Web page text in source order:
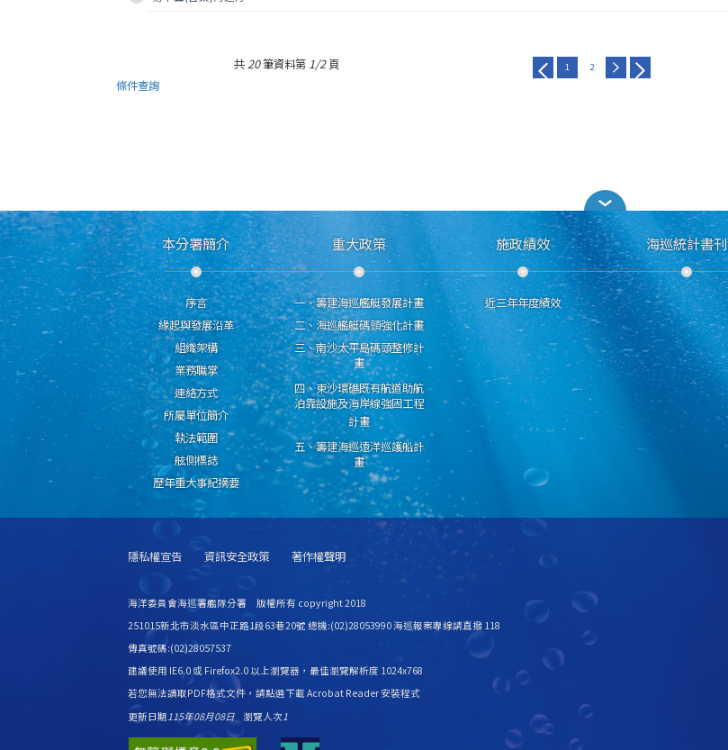
共20筆資料第 1/2頁 1 2
條件查詢
本分署簡介
序言
緣起與發展沿革
組織架構
業務職掌
連絡方式
所屬單位簡介
執法範圍
舷側標誌
歷年重大事紀摘要
重大政策
一、籌建海巡艦艇發展計畫
二、海巡艦艇碼頭強化計畫
三、南沙太平島碼頭整修計
畫
四、東沙環礁既有航道助航
泊靠設施及海岸線強固工程
計畫
五、籌建海巡遠洋巡護船計
畫
施政績效
近三年年度績效
海巡統計書刊
隱私權宣告 資訊安全政策 著作權聲明
海洋委員會海巡署艦隊分署 版權所有 copyright 2018
251015新北市淡水區中正路1段63巷20號 總機:(02)28053990 海巡報案專線請直撥 118
傳真號碼:(02)28057537
建議使用 IE6.0 或 Firefox2.0 以上瀏覽器，最佳瀏覽解析度 1024x768
若您無法讀取PDF格式文件，請點選下載 Acrobat Reader 安裝程式
更新日期115年08月08日 瀏覽人次1